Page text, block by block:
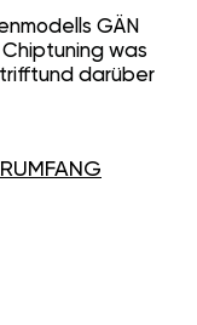
GÄN
was
darüber